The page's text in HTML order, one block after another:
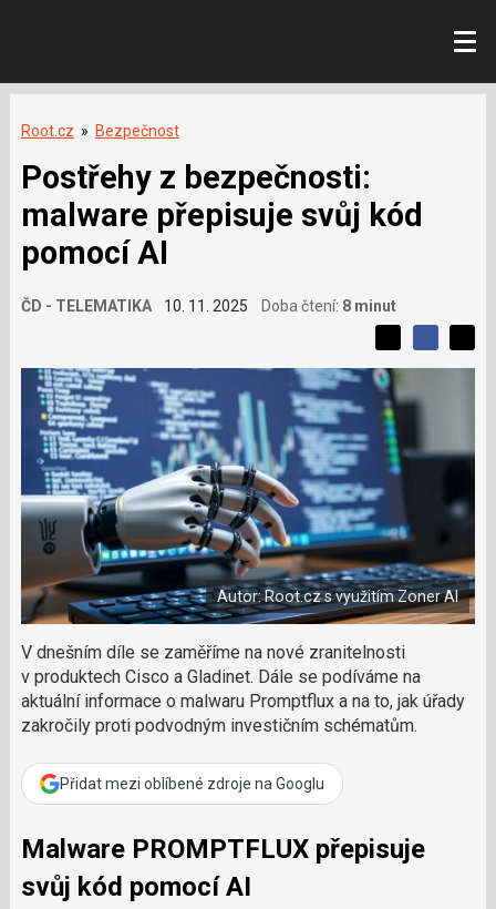
Root.cz » Bezpečnost
Postřehy z bezpečnosti:
malware přepisuje svůj kód
pomocí AI
ČD - TELEMATIKA 10. 11. 2025 Doba čtení: 8 minut
í
e
v
č
á
n
e
k
o
d
e
r
S
d
í
e
S
d
t
e
b
o
o
d
t
a
s
t
i
X
Autor: Root.cz s využitím Zoner AI
V dnešním díle se zaměříme na nové zranitelnosti
v produktech Cisco a Gladinet. Dále se podíváme na
aktuální informace o malwaru Promptflux a na to, jak úřady
zakročily proti podvodným investičním schématům.
Přidat mezi oblíbené zdroje na Googlu
Malware PROMPTFLUX přepisuje
svůj kód pomocí AI